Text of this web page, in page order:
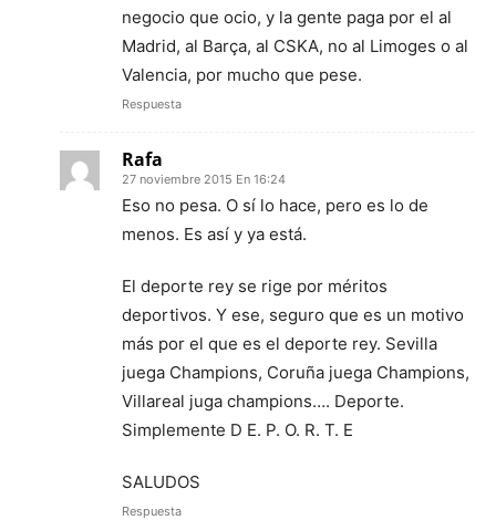
negocio que ocio, y la gente paga por el al
Madrid, al Barça, al CSKA, no al Limoges o al
Valencia, por mucho que pese.
Respuesta
Rafa
27 noviembre 2015 En 16:24
Eso no pesa. O sí lo hace, pero es lo de
menos. Es así y ya está.
El deporte rey se rige por méritos
deportivos. Y ese, seguro que es un motivo
más por el que es el deporte rey. Sevilla
juega Champions, Coruña juega Champions,
Villareal juga champions…. Deporte.
Simplemente D E. P. O. R. T. E
SALUDOS
Respuesta